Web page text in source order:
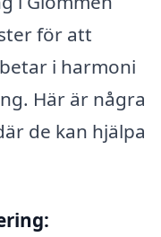
för att
i harmoni
Här är några
de kan hjälpa